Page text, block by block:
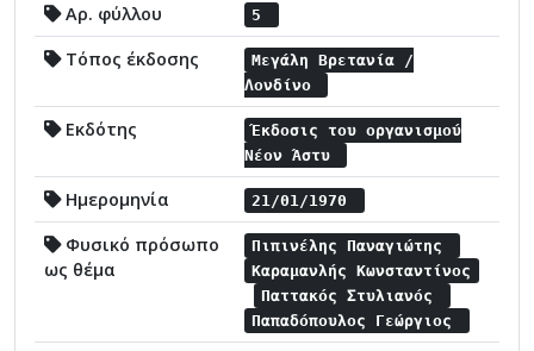
Αρ. φύλλου 5
Τόπος έκδοσης
Μεγάλη Βρετανία /
Λονδίνο
Εκδότης
Έκδοσις του οργανισμού
Νέον Άστυ
Ημερομηνία 21/01/1970
Φυσικό πρόσωπο
ως θέμα
Πιπινέλης Παναγιώτης
Καραμανλής Κωνσταντίνος
Παττακός Στυλιανός
Παπαδόπουλος Γεώργιος